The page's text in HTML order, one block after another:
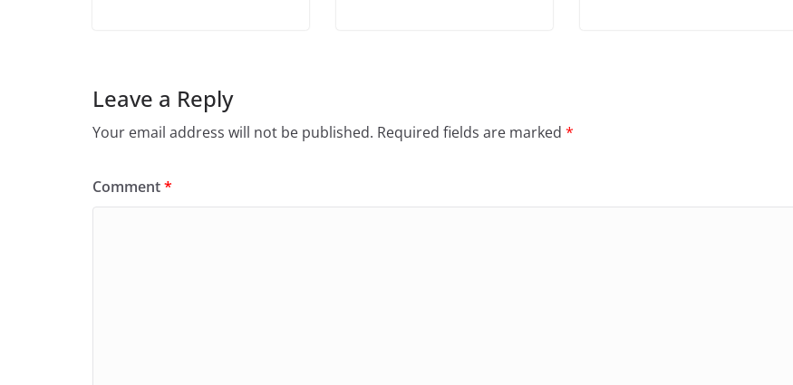
Leave a Reply
Your email address will not be published. Required fields are marked *
Comment*